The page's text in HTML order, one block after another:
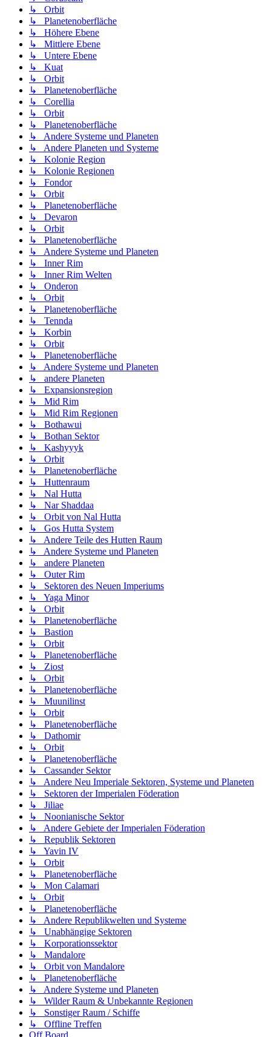
↳ Orbit
↳ Planetenoberfläche
↳ Höhere Ebene
↳ Mittlere Ebene
↳ Untere Ebene
↳ Kuat
↳ Orbit
↳ Planetenoberfläche
↳ Corellia
↳ Orbit
↳ Planetenoberfläche
↳ Andere Systeme und Planeten
↳ Andere Planeten und Systeme
↳ Kolonie Region
↳ Kolonie Regionen
↳ Fondor
↳ Orbit
↳ Planetenoberfläche
↳ Devaron
↳ Orbit
↳ Planetenoberfläche
↳ Andere Systeme und Planeten
↳ Inner Rim
↳ Inner Rim Welten
↳ Onderon
↳ Orbit
↳ Planetenoberfläche
↳ Tennda
↳ Korbin
↳ Orbit
↳ Planetenoberfläche
↳ Andere Systeme und Planeten
↳ andere Planeten
↳ Expansionsregion
↳ Mid Rim
↳ Mid Rim Regionen
↳ Bothawui
↳ Bothan Sektor
↳ Kashyyyk
↳ Orbit
↳ Planetenoberfläche
↳ Huttenraum
↳ Nal Hutta
↳ Nar Shaddaa
↳ Orbit von Nal Hutta
↳ Gos Hutta System
↳ Andere Teile des Hutten Raum
↳ Andere Systeme und Planeten
↳ andere Planeten
↳ Outer Rim
↳ Sektoren des Neuen Imperiums
↳ Yaga Minor
↳ Orbit
↳ Planetenoberfläche
↳ Bastion
↳ Orbit
↳ Planetenoberfläche
↳ Ziost
↳ Orbit
↳ Planetenoberfläche
↳ Muunilinst
↳ Orbit
↳ Planetenoberfläche
↳ Dathomir
↳ Orbit
↳ Planetenoberfläche
↳ Cassander Sektor
↳ Andere Neu Imperiale Sektoren, Systeme und Planeten
↳ Sektoren der Imperialen Föderation
↳ Jiliae
↳ Noonianische Sektor
↳ Andere Gebiete der Imperialen Föderation
↳ Republik Sektoren
↳ Yavin IV
↳ Orbit
↳ Planetenoberfläche
↳ Mon Calamari
↳ Orbit
↳ Planetenoberfläche
↳ Andere Republikwelten und Systeme
↳ Unabhängige Sektoren
↳ Korporationssektor
↳ Mandalore
↳ Orbit von Mandalore
↳ Planetenoberfläche
↳ Andere Systeme und Planeten
↳ Wilder Raum & Unbekannte Regionen
↳ Sonstiger Raum / Schiffe
↳ Offline Treffen
Off Board